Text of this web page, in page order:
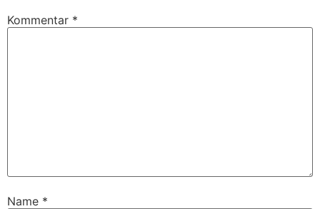
Kommentar *
Name *